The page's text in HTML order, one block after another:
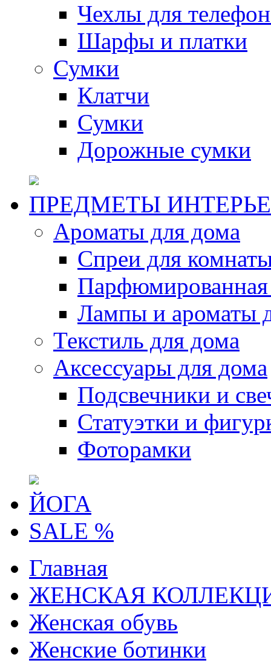
Чехлы для
Шарфы и платки
Сумки
Клатчи
Сумки
Дорожные сумки
ПРЕДМЕТЫ
Ароматы для дома
Спреи для
Парфюмированная
Лампы и ароматы
Текстиль для дома
Аксессуары для дома
Подсвечники и
Статуэтки и
Фоторамки
ЙОГА
SALE %
Главная
ЖЕНСКАЯ
Женская обувь
Женские ботинки